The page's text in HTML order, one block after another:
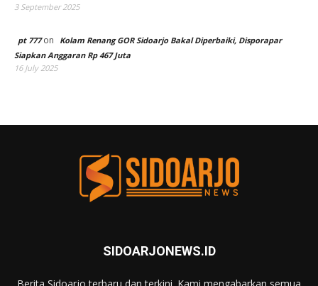
3 September 2025
pt 777on
Kolam Renang GOR Sidoarjo Bakal Diperbaiki, Disporapar
Siapkan Anggaran Rp 467 Juta
16 July 2025
SIDOARJONEWS.ID